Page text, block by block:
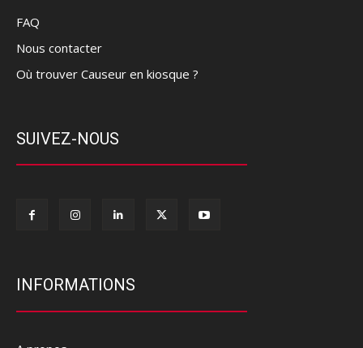
FAQ
Nous contacter
Où trouver Causeur en kiosque ?
SUIVEZ-NOUS
INFORMATIONS